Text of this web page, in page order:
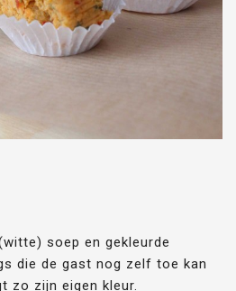
soep en gekleurde
die de gast nog zelf toe kan
zo zijn eigen kleur.